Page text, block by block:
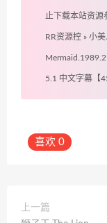
止下载本站资源
RR资源控 » 小美
5.1 中文字幕【
喜欢 0
上一篇